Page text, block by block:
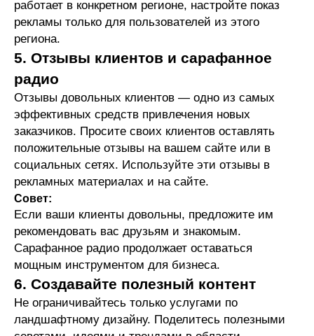
работает в конкретном регионе, настройте показ
рекламы только для пользователей из этого
региона.
5. Отзывы клиентов и сарафанное
радио
Отзывы довольных клиентов — одно из самых
эффективных средств привлечения новых
заказчиков. Просите своих клиентов оставлять
положительные отзывы на вашем сайте или в
социальных сетях. Используйте эти отзывы в
рекламных материалах и на сайте.
Совет:
Если ваши клиенты довольны, предложите им
рекомендовать вас друзьям и знакомым.
Сарафанное радио продолжает оставаться
мощным инструментом для бизнеса.
6. Создавайте полезный контент
Не ограничивайтесь только услугами по
ландшафтному дизайну. Поделитесь полезными
СМОТРИТЕ МОИ КЕЙСЫ.
ТОННЫ
ЗАЯВОК ИЗ ЯНДЕКСА!